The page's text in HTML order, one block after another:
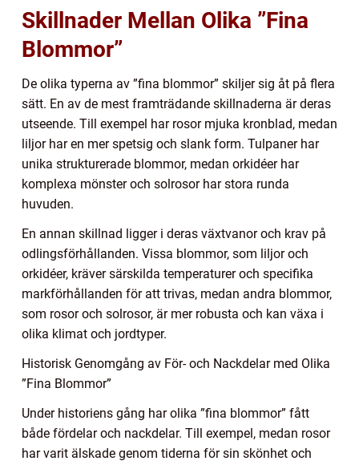
Skillnader Mellan Olika ”Fina
Blommor”
De olika typerna av ”fina blommor” skiljer sig åt på flera
sätt. En av de mest framträdande skillnaderna är deras
utseende. Till exempel har rosor mjuka kronblad, medan
liljor har en mer spetsig och slank form. Tulpaner har
unika strukturerade blommor, medan orkidéer har
komplexa mönster och solrosor har stora runda
huvuden.
En annan skillnad ligger i deras växtvanor och krav på
odlingsförhållanden. Vissa blommor, som liljor och
orkidéer, kräver särskilda temperaturer och specifika
markförhållanden för att trivas, medan andra blommor,
som rosor och solrosor, är mer robusta och kan växa i
olika klimat och jordtyper.
Historisk Genomgång av För- och Nackdelar med Olika
”Fina Blommor”
Under historiens gång har olika ”fina blommor” fått
både fördelar och nackdelar. Till exempel, medan rosor
har varit älskade genom tiderna för sin skönhet och